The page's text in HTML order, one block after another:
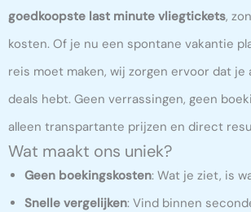
goedkoopste last minute vliegtickets,
kosten. Of je nu een spontane vakantie
reis moet maken, wij zorgen ervoor dat je
deals hebt. Geen verrassingen, geen
alleen transpartante prijzen en direct
Wat maakt ons uniek?
Geen boekingskosten: Wat je ziet, is
Snelle vergelijken: Vind binnen